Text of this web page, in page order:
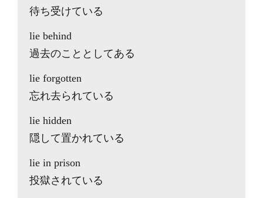
待ち受けている
lie behind
過去のこととしてある
lie forgotten
忘れ去られている
lie hidden
隠して置かれている
lie in prison
投獄されている